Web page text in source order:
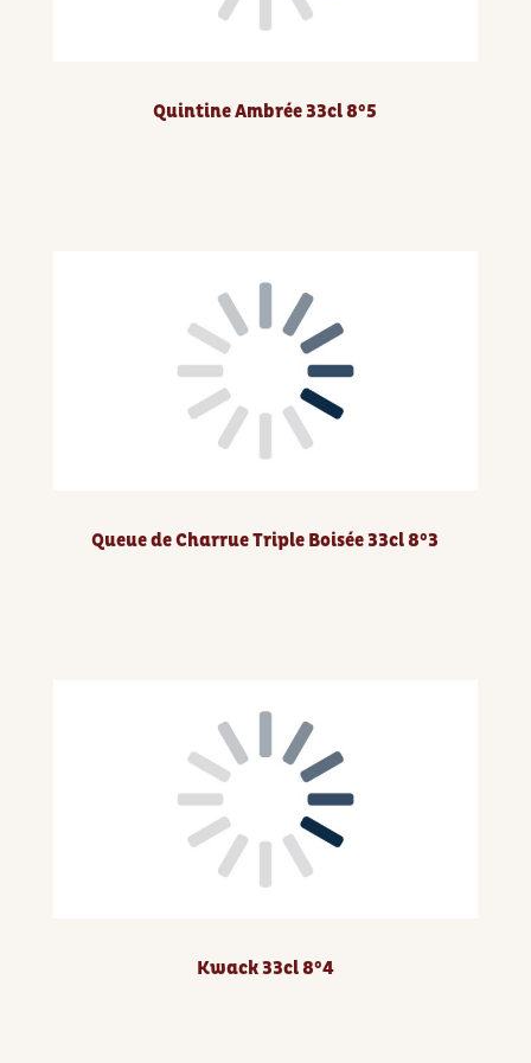
Quintine Ambrée 33cl 8°5
Queue de Charrue Triple Boisée 33cl 8°3
Kwack 33cl 8°4